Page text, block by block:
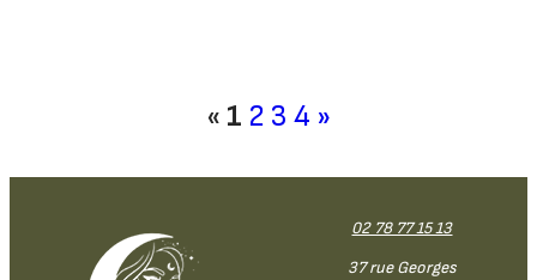
« 1 2 3 4 »
02 78 77 15 13
37 rue Georges